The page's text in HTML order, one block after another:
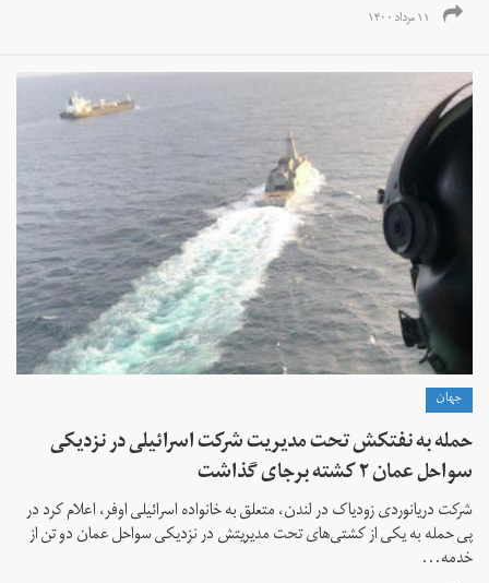
۱۱ مرداد ۱۴۰۰
جهان
حمله به نفتکش تحت مدیریت شرکت اسرائیلی در نزدیکی
سواحل عمان ۲ کشته برجای گذاشت
شرکت دریانوردی زودیاک در لندن، متعلق به خانواده اسرائیلی اوفر، اعلام کرد در
پی حمله به یکی از کشتی‌های تحت مدیریتش در نزدیکی سواحل عمان دو تن از
خدمه...